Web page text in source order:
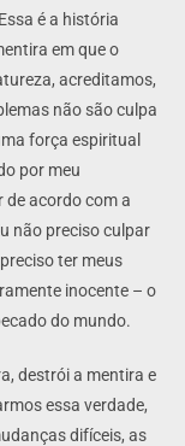
é a história
em que o
acreditamos,
não são culpa
força espiritual
por meu
de acordo com a
não preciso culpar
ter meus
inocente – o
do mundo.
destrói a mentira e
essa verdade,
difíceis, as